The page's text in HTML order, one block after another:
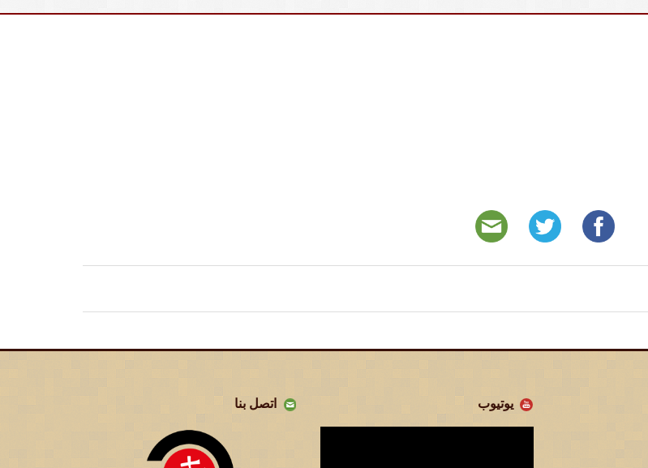
يوتيوب اتصل بنا